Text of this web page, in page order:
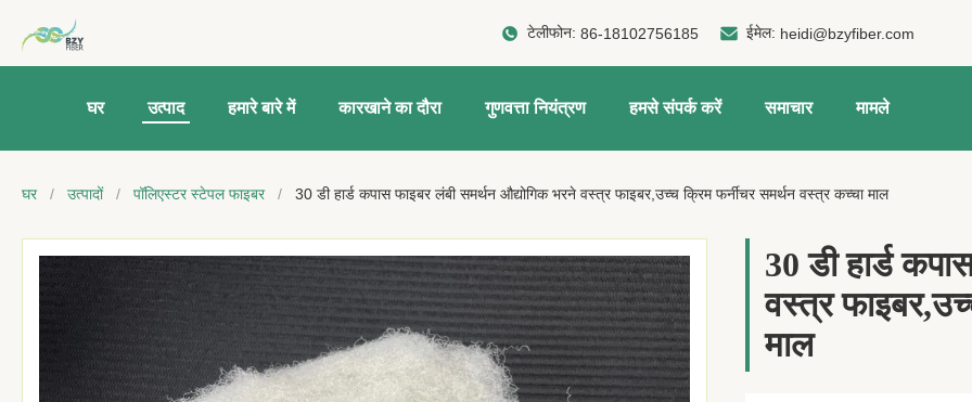
टेलीफोन:86-18102756185 ईमेल: heidi@bzyfiber.com
घर उत्पाद हमारे बारे में कारखाने का दौरा गुणवत्ता नियंत्रण हमसे संपर्क करें समाचार मामले
घर / उत्पादों / पॉलिएस्टर स्टेपल फाइबर / 30 डी हार्ड कपास फाइबर लंबी समर्थन औद्योगिक भरने वस्त्र फाइबर,उच्च क्रिम फर्नीचर समर्थन वस्त्र कच्चा माल
30 डी हार्ड
वस्त्र
माल